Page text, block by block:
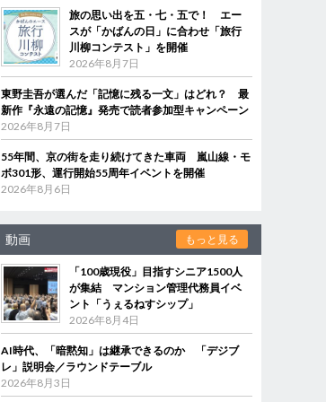
旅の思い出を五・七・五で！ エー
スが「かばんの日」に合わせ「旅行
川柳コンテスト」を開催
2026年8月7日
東野圭吾が選んだ「記憶に残る一文」はどれ？ 最
新作『永遠の記憶』発売で読者参加型キャンペーン
2026年8月7日
55年間、京の街を走り続けてきた車両 嵐山線・モ
ボ301形、運行開始55周年イベントを開催
2026年8月6日
動画 もっと見る
「100歳現役」目指すシニア1500人
が集結 マンション管理代務員イベ
ント「うぇるねすシップ」
2026年8月4日
AI時代、「暗黙知」は継承できるのか 「デジブ
レ」説明会／ラウンドテーブル
2026年8月3日